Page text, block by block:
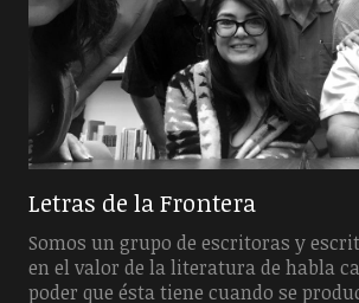
Letras de la Frontera
Somos un grupo de escritoras y
en el valor de la literatura de habla
poder que ésta tiene cuando se